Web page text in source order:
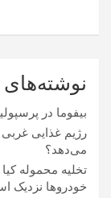
نوشته‌های
بیفوما در
رژیم غذایی
می‌دهد؟
تخلیه محموله
خودروها نزدیک